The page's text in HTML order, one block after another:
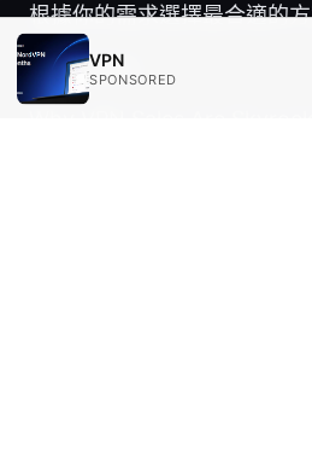
根據你的需求選擇最合適的
Sources:
VPN
SPONSORED